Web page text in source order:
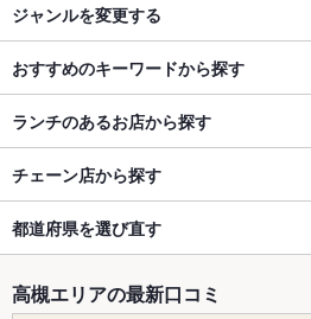
ジャンルを変更する
おすすめのキーワードから探す
ランチのあるお店から探す
チェーン店から探す
都道府県を選び直す
高槻エリアの最新口コミ